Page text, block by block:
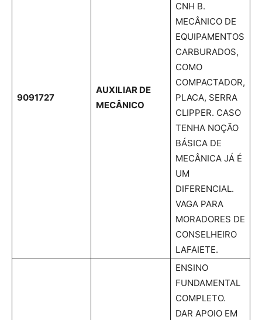
9091727
AUXILIAR DE
MECÂNICO
CNH B.
MECÂNICO DE
EQUIPAMENTOS
CARBURADOS,
COMO
COMPACTADOR,
PLACA, SERRA
CLIPPER. CASO
TENHA NOÇÃO
BÁSICA DE
MECÂNICA JÁ É
UM
DIFERENCIAL.
VAGA PARA
MORADORES DE
CONSELHEIRO
LAFAIETE.
ENSINO
FUNDAMENTAL
COMPLETO.
DAR APOIO EM